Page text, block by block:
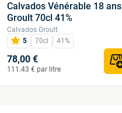
Calvados Vénérable 18 ans
Groult 70cl 41%
Calvados Groult
5
70cl 41%
78,00 €
111.43 € par litre